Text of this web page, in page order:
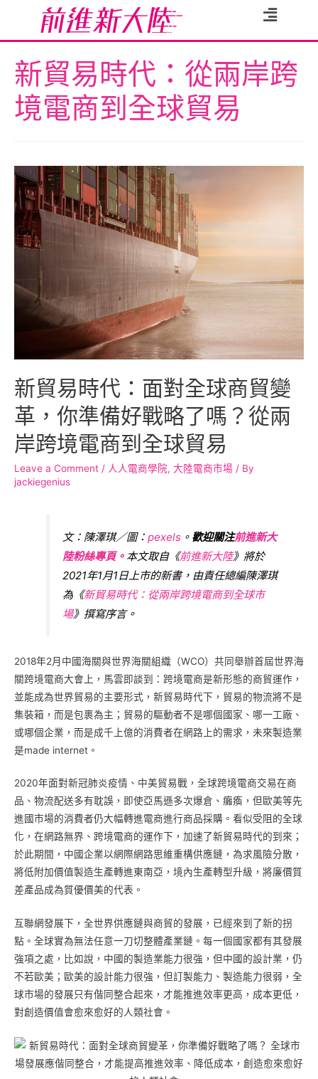
新貿易時代：從兩岸跨
境電商到全球貿易
新貿易時代：面對全球商貿變
革，你準備好戰略了嗎？從兩
岸跨境電商到全球貿易
Leave a Comment / 人人電商學院, 大陸電商市場 / By
jackiegenius
文：陳澤琪／圖：pexels 。 歡迎關注前進新大
陸粉絲專頁。 本文取自《前進新大陸》將於
2021年1月1日上市的新書，由責任總編陳澤琪
為《新貿易時代：從兩岸跨境電商到全球市
場》撰寫序言。
2018年2月中國海關與世界海關組織（WCO）共同舉辦首屆世界海
關跨境電商大會上，馬雲即談到：跨境電商是新形態的商貿運作，
並能成為世界貿易的主要形式，新貿易時代下，貿易的物流將不是
集裝箱，而是包裹為主；貿易的驅動者不是哪個國家、哪一工廠、
或哪個企業，而是成千上億的消費者在網路上的需求，未來製造業
是made internet。
2020年面對新冠肺炎疫情、中美貿易戰，全球跨境電商交易在商
品、物流配送多有耽誤，即使亞馬遜多次爆倉、癱瘓，但歐美等先
進國市場的消費者仍大幅轉進電商進行商品採購。看似受阻的全球
化，在網路無界、跨境電商的運作下，加速了新貿易時代的到來；
於此期間，中國企業以網際網路思維重構供應鏈，為求風險分散，
將低附加價值製造生產轉進東南亞，境內生產轉型升級，將廉價質
差產品成為質優價美的代表。
互聯網發展下，全世界供應鏈與商貿的發展，已經來到了新的拐
點。全球實為無法任意一刀切整體產業鏈。每一個國家都有其發展
強項之處，比如說，中國的製造業能力很強，但中國的設計業，仍
不若歐美；歐美的設計能力很強，但訂製能力、製造能力很弱，全
球市場的發展只有偕同整合起來，才能推進效率更高，成本更低，
對創造價值會愈來愈好的人類社會。